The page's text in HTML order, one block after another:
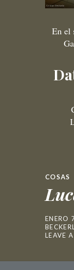
En el
COSAS
ENERO
LEAVE